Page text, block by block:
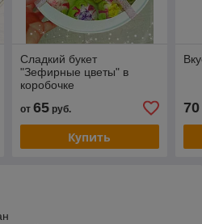
Сладкий букет
"Зефирные цветы" в
коробочке
от 65руб.
Купить
70